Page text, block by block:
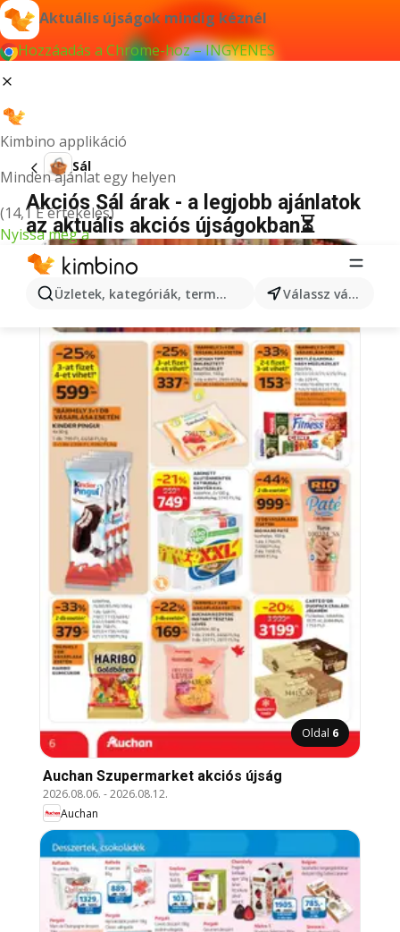
Aktuális újságok mindig kéznél
Hozzáadás a Chrome-hoz – INGYENES
Kimbino applikáció
Minden ajánlat egy helyen
(14,1 E értékelés)
Nyissa meg a
Üzletek, kategóriák, termékek keresése... Válassz várost
Sál
Akciós Sál árak - a legjobb ajánlatok
az aktuális akciós újságokban⏳
Oldal 6
Auchan Szupermarket akciós újság
2026.08.06. -2026.08.12.
Auchan